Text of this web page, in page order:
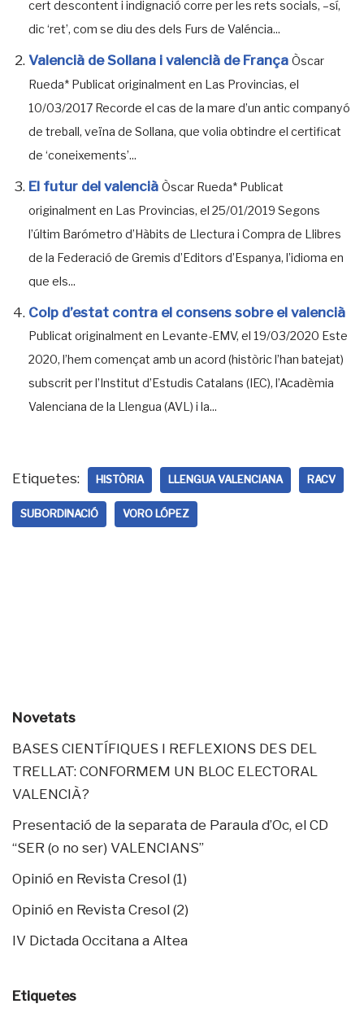
cert descontent i indignació corre per les rets socials, –sí,
dic ‘ret’, com se diu des dels Furs de Valéncia...
Valencià de Sollana i valencià de França Òscar
Rueda* Publicat originalment en Las Provincias, el
10/03/2017 Recorde el cas de la mare d’un antic companyó
de treball, veïna de Sollana, que volia obtindre el certificat
de ‘coneixements’...
El futur del valencià Òscar Rueda* Publicat
originalment en Las Provincias, el 25/01/2019 Segons
l’últim Barómetro d’Hàbits de Llectura i Compra de Llibres
de la Federació de Gremis d’Editors d’Espanya, l’idioma en
que els...
Colp d’estat contra el consens sobre el valencià
Publicat originalment en Levante-EMV, el 19/03/2020 Este
2020, l’hem començat amb un acord (històric l’han batejat)
subscrit per l’Institut d’Estudis Catalans (IEC), l’Acadèmia
Valenciana de la Llengua (AVL) i la...
Etiquetes: HISTÒRIA LLENGUA VALENCIANA RACV
SUBORDINACIÓ VORO LÓPEZ
Novetats
BASES CIENTÍFIQUES I REFLEXIONS DES DEL
TRELLAT: CONFORMEM UN BLOC ELECTORAL
VALENCIÀ?
Presentació de la separata de Paraula d’Oc, el CD
“SER (o no ser) VALENCIANS”
Opinió en Revista Cresol (1)
Opinió en Revista Cresol (2)
IV Dictada Occitana a Altea
Etiquetes